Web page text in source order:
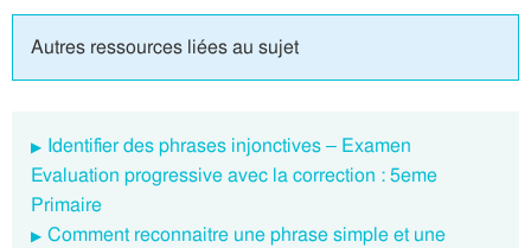
Autres ressources liées au sujet
Identifier des phrases injonctives – Examen
Evaluation progressive avec la correction : 5eme
Primaire
Comment reconnaitre une phrase simple et une